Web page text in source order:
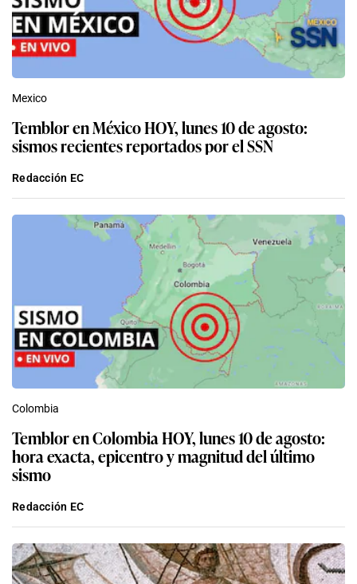
Mexico
Temblor en México HOY, lunes 10 de agosto:
sismos recientes reportados por el SSN
Redacción EC
Colombia
Temblor en Colombia HOY, lunes 10 de agosto:
hora exacta, epicentro y magnitud del último
sismo
Redacción EC